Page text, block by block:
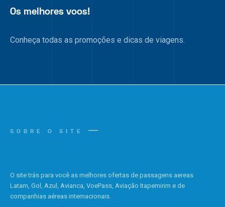
Os melhores voos!
Conheça todas as promoções e dicas de viagens.
SOBRE O SITE
O site trás para você as melhores ofertas de passagens aereas
Latam, Gol, Azul, Avianca, VoePass, Aviação Itapemirim e de
companhias aéreas internacionais.